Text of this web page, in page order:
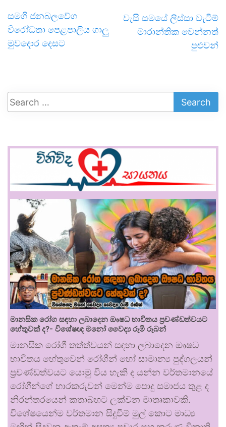
සමගි ජනබලවේග
විරෝධතා පෙළපාලිය ගාලු
මුවදොර දෙසට
වැසි සමයේ ලිස්සා වැටීම්
මාරාන්තික වෙන්නත්
පුළුවන්
මානසික රෝග සඳහා ලබාදෙන ඖෂධ භාවිතය ප්‍රචණ්ඩත්වයට
හේතුවක් ද?- විශේෂඥ මනෝ වෛද්‍ය රූමි රූබන්
මානසික රෝගී තත්ත්වයන් සඳහා ලබාදෙන ඖෂධ
භාවිතය හේතුවෙන් රෝගීන් හෝ සාමාන්‍ය පුද්ගලයන්
ප්‍රචණ්ඩත්වයට යොමු විය හැකි ද යන්න වර්තමානයේ
රෝගීන්ගේ භාරකරුවන් මෙන්ම පොදු සමාජය තුළ ද
නිරන්තරයෙන් කතාබහට ලක්වන මාතෘකාවකි.
විශේෂයෙන්ම වර්තමාන සිදුවීම් මුල් කොට මාධ්‍ය